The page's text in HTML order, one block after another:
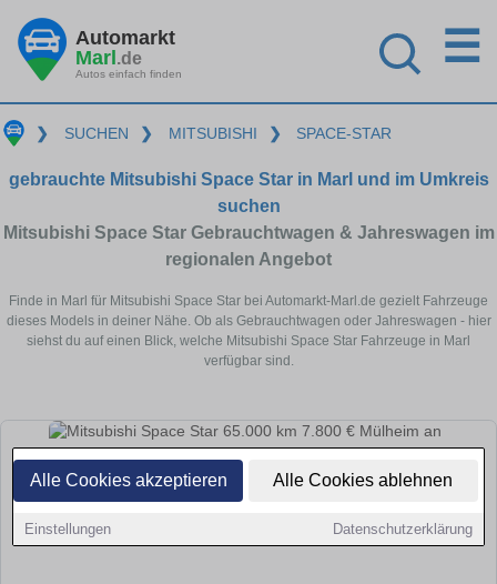
Alle Cookies akzeptieren Alle Cookies ablehnen
Einstellungen Datenschutzerklärung
Automarkt
Marl.de
Autos einfach finden
☰
❯ SUCHEN ❯ MITSUBISHI ❯ SPACE-STAR
gebrauchte Mitsubishi Space Star in Marl und im Umkreis
suchen
Mitsubishi Space Star Gebrauchtwagen & Jahreswagen im
regionalen Angebot
Finde in Marl für Mitsubishi Space Star bei Automarkt-Marl.de gezielt Fahrzeuge
dieses Models in deiner Nähe. Ob als Gebrauchtwagen oder Jahreswagen - hier
siehst du auf einen Blick, welche Mitsubishi Space Star Fahrzeuge in Marl
verfügbar sind.